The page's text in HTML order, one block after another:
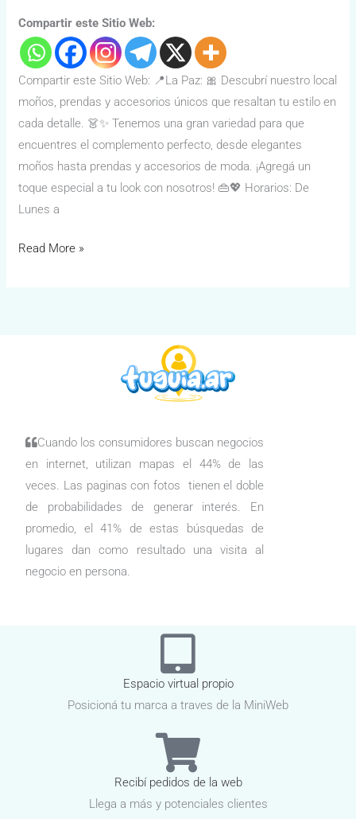
Compartir este Sitio Web:
Compartir este Sitio Web: 📍La Paz: 🎀 Descubrí nuestro local
moños, prendas y accesorios únicos que resaltan tu estilo en
cada detalle. 👗✨ Tenemos una gran variedad para que
encuentres el complemento perfecto, desde elegantes
moños hasta prendas y accesorios de moda. ¡Agregá un
toque especial a tu look con nosotros! 👜💖 Horarios: De
Lunes a
Read More »
Cuando los consumidores buscan negocios
en internet, utilizan mapas el 44% de las
veces. Las paginas con fotos tienen el doble
de probabilidades de generar interés. En
promedio, el 41% de estas búsquedas de
lugares dan como resultado una visita al
negocio en persona.
Espacio virtual propio
Posicioná tu marca a traves de la MiniWeb
Recibí pedidos de la web
Llega a más y potenciales clientes